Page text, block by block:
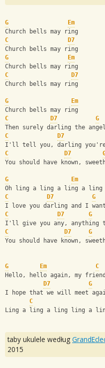
G
Em
Church bells may ring
C
D7
Church bells may ring
G
Em
Church bells may ring
C
D7
Church bells may ring
G
Em
Church bells may ring
C
D7 G
Then surely darling the
C
D7
I'll tell you, darling you're
C
D7
You should have known,
G
Em
Oh ling a ling a ling a ling
C
D7 G
I love you darling and I
C
D7 G
I'll give you any, anything
C
D7 G
You should have known,
G Em
C
Hello, hello again, my
D7
G
I hope that we will meet
C
Ling a ling a ling ling a
taby ukulele według
2015